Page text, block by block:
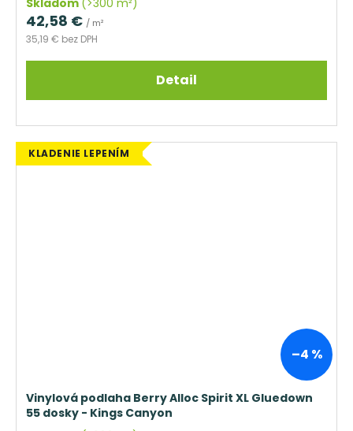
35,19 € bez DPH
42,58 € / m²
Detail
KLADENIE LEPENÍM
–4 %
Vinylová podlaha Berry Alloc Spirit XL Gluedown
55 dosky - Kings Canyon